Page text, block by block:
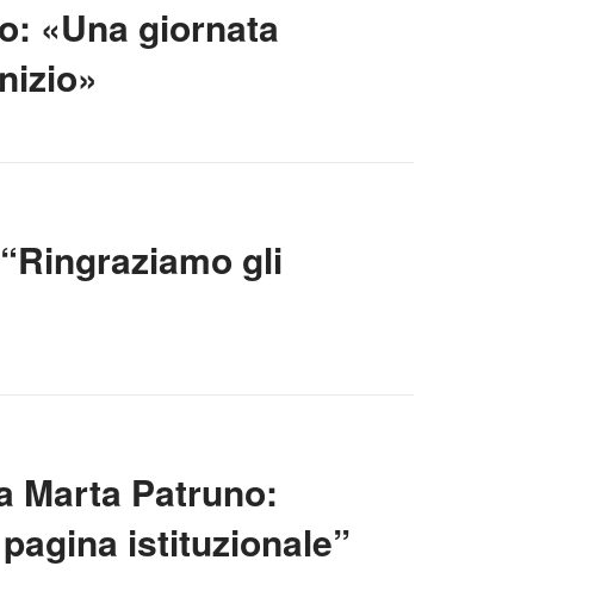
«Una giornata
gli
Marta Patruno:
istituzionale”